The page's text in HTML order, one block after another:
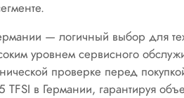
— логичный выбор для
уровнем сервисного
проверке перед
в Германии, гарантируя